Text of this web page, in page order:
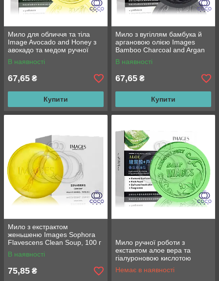
Мило для обличчя та тіла
Image Avocado and Honey з
авокадо та медом ручної
роботи 100 g
В наявності
67,65 ₴
Купити
Мило з вугіллям бамбука й
аргановою олією Images
Bamboo Charcoal and Argan
Oil ручної роботи 100 g
В наявності
67,65 ₴
Купити
Мило з екстрактом
женьшеню Images Sophora
Flavescens Clean Soup, 100 г
ручної роботи
В наявності
75,85 ₴
Мило ручної роботи з
екстактом алое вера та
гіалуроновою кислотою
IMAGES 100 g
Немає в наявності